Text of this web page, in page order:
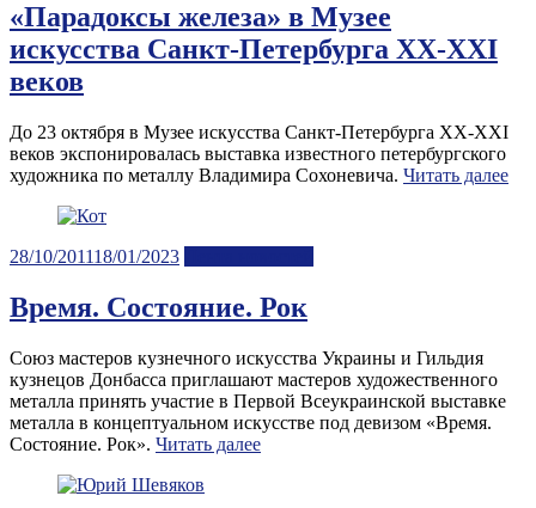
«Парадоксы железа» в Музее
искусства Санкт-Петербурга XX-XXI
веков
До 23 октября в Музее искусства Санкт-Петербурга XX-XXI
веков экспонировалась выставка известного петербургского
художника по металлу Владимира Сохоневича. Читать далее
Posted
28/10/201118/01/2023
Время. Состояние. Рок
Союз мастеров кузнечного искусства Украины и Гильдия
кузнецов Донбасса приглашают мастеров художественного
металла принять участие в Первой Всеукраинской выставке
металла в концептуальном искусстве под девизом «Время.
Состояние. Рок». Читать далее